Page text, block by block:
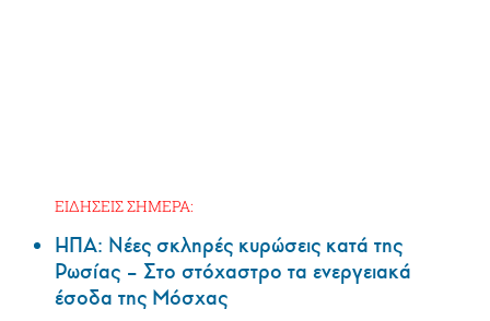
ΕΙΔΗΣΕΙΣ ΣΗΜΕΡΑ:
ΗΠΑ: Nέες σκληρές κυρώσεις κατά της
Ρωσίας – Στο στόχαστρο τα ενεργειακά
έσοδα της Μόσχας